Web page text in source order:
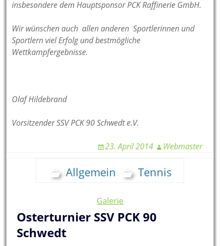
insbesondere dem Hauptsponsor PCK Raffinerie GmbH.
Wir wünschen auch allen anderen Sportlerinnen und
Sportlern viel Erfolg und bestmögliche
Wettkampfergebnisse.
Olaf Hildebrand
Vorsitzender SSV PCK 90 Schwedt e.V.
23. April 2014 Webmaster
Allgemein Tennis
Galerie
Osterturnier SSV PCK 90
Schwedt